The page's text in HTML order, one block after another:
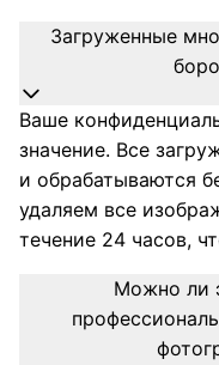
Загруженные
Ваше
значение. Все
и обрабатываются
удаляем все
течение 24 часов,
Можно ли